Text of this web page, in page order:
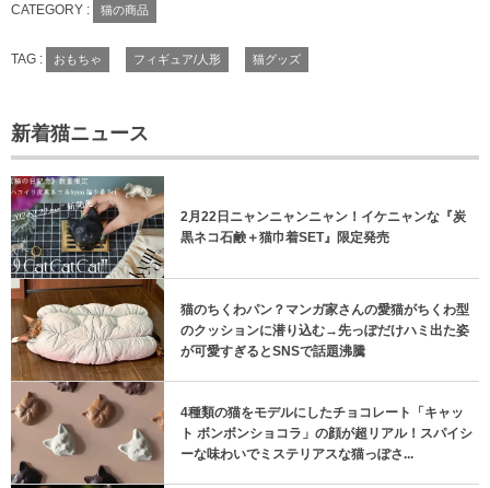
CATEGORY : 猫の商品
TAG : おもちゃ フィギュア/人形 猫グッズ
新着猫ニュース
2月22日ニャンニャンニャン！イケニャンな『炭
黒ネコ石鹸＋猫巾着SET』限定発売
猫のちくわパン？マンガ家さんの愛猫がちくわ型
のクッションに潜り込む→先っぽだけハミ出た姿
が可愛すぎるとSNSで話題沸騰
4種類の猫をモデルにしたチョコレート「キャッ
ト ボンボンショコラ」の顔が超リアル！スパイシ
ーな味わいでミステリアスな猫っぽさ...